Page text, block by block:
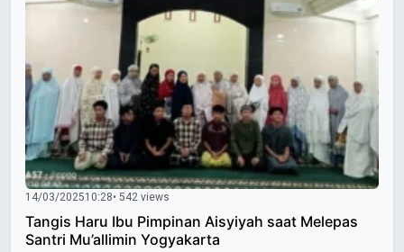
14/03/202510:28• 542 views
Tangis Haru Ibu Pimpinan Aisyiyah saat Melepas
Santri Mu’allimin Yogyakarta